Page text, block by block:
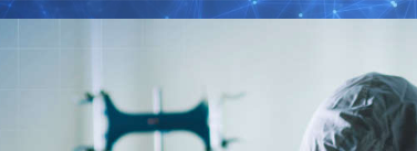
Credos et Codes de Scientologie
Rencontrez un scientologue
À l’intérieur d’une église